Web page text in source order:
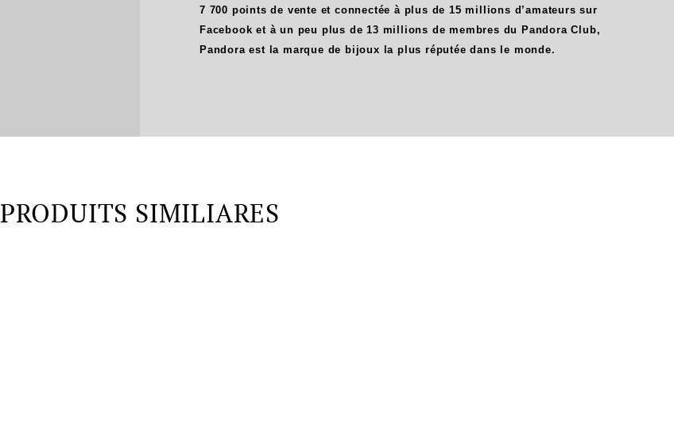
7 700 points de vente et connectée à plus de 15 millions d’amateurs sur
Facebook et à un peu plus de 13 millions de membres du Pandora Club,
Pandora est la marque de bijoux la plus réputée dans le monde.
PRODUITS SIMILIARES